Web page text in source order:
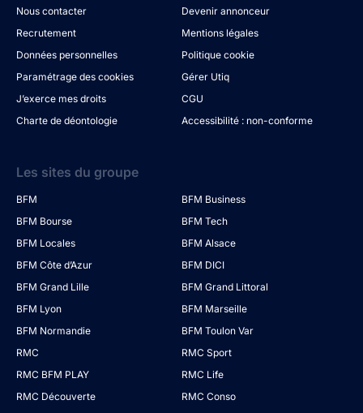
Nous contacter
Devenir annonceur
Recrutement
Mentions légales
Données personnelles
Politique cookie
Paramétrage des cookies
Gérer Utiq
J’exerce mes droits
CGU
Charte de déontologie
Accessibilité : non-conforme
Les sites du groupe
BFM
BFM Business
BFM Bourse
BFM Tech
BFM Locales
BFM Alsace
BFM Côte d’Azur
BFM DICI
BFM Grand Lille
BFM Grand Littoral
BFM Lyon
BFM Marseille
BFM Normandie
BFM Toulon Var
RMC
RMC Sport
RMC BFM PLAY
RMC Life
RMC Découverte
RMC Conso